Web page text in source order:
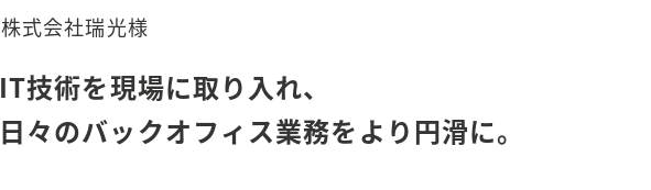
株式会社瑞光様
IT技術を現場に取り入れ、
日々のバックオフィス業務をより円滑に。